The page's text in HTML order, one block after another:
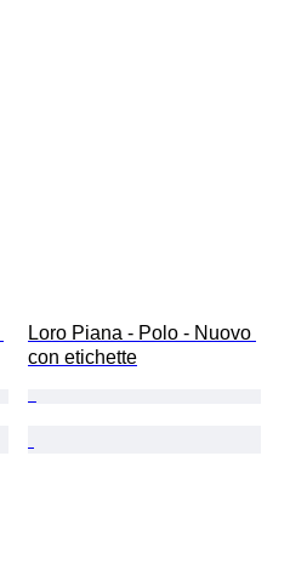
Loro Piana - Polo - Nuovo
con etichette